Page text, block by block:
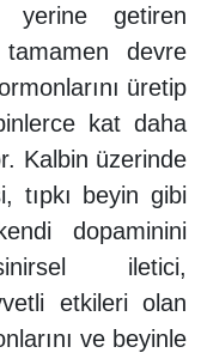
yerine getiren
devre
üretip
kat daha
Kalbin üzerinde
tıpkı beyin gibi
dopaminini
iletici,
etkileri olan
ve beyinle